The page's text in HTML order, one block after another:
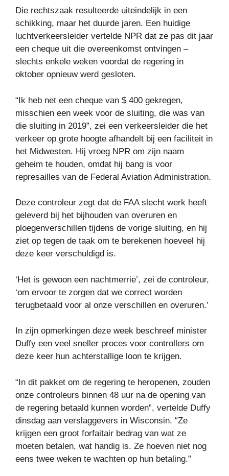
Die rechtszaak resulteerde uiteindelijk in een
schikking, maar het duurde jaren. Een huidige
luchtverkeersleider vertelde NPR dat ze pas dit jaar
een cheque uit die overeenkomst ontvingen –
slechts enkele weken voordat de regering in
oktober opnieuw werd gesloten.
“Ik heb net een cheque van $ 400 gekregen,
misschien een week voor de sluiting, die was van
die sluiting in 2019”, zei een verkeersleider die het
verkeer op grote hoogte afhandelt bij een faciliteit in
het Midwesten. Hij vroeg NPR om zijn naam
geheim te houden, omdat hij bang is voor
represailles van de Federal Aviation Administration.
Deze controleur zegt dat de FAA slecht werk heeft
geleverd bij het bijhouden van overuren en
ploegenverschillen tijdens de vorige sluiting, en hij
ziet op tegen de taak om te berekenen hoeveel hij
deze keer verschuldigd is.
‘Het is gewoon een nachtmerrie’, zei de controleur,
‘om ervoor te zorgen dat we correct worden
terugbetaald voor al onze verschillen en overuren.’
In zijn opmerkingen deze week beschreef minister
Duffy een veel sneller proces voor controllers om
deze keer hun achterstallige loon te krijgen.
“In dit pakket om de regering te heropenen, zouden
onze controleurs binnen 48 uur na de opening van
de regering betaald kunnen worden”, vertelde Duffy
dinsdag aan verslaggevers in Wisconsin. “Ze
krijgen een groot forfaitair bedrag van wat ze
moeten betalen, wat handig is. Ze hoeven niet nog
eens twee weken te wachten op hun betaling.”